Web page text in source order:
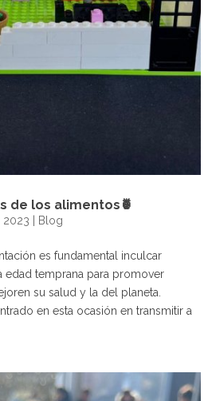
de los alimentos🍍
2023 Blog
es fundamental inculcar
edad temprana para promover
su salud y la del planeta.
en esta ocasión en transmitir a